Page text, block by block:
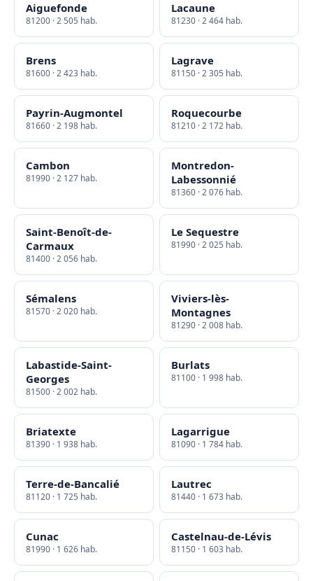
Aiguefonde
81200 · 2 505 hab.
Lacaune
81230 · 2 464 hab.
Brens
81600 · 2 423 hab.
Lagrave
81150 · 2 305 hab.
Payrin-Augmontel
81660 · 2 198 hab.
Roquecourbe
81210 · 2 172 hab.
Cambon
81990 · 2 127 hab.
Montredon-
Labessonnié
81360 · 2 076 hab.
Saint-Benoît-de-
Carmaux
81400 · 2 056 hab.
Le Sequestre
81990 · 2 025 hab.
Sémalens
81570 · 2 020 hab.
Viviers-lès-
Montagnes
81290 · 2 008 hab.
Labastide-Saint-
Georges
81500 · 2 002 hab.
Burlats
81100 · 1 998 hab.
Briatexte
81390 · 1 938 hab.
Lagarrigue
81090 · 1 784 hab.
Terre-de-Bancalié
81120 · 1 725 hab.
Lautrec
81440 · 1 673 hab.
Cunac
81990 · 1 626 hab.
Castelnau-de-Lévis
81150 · 1 603 hab.